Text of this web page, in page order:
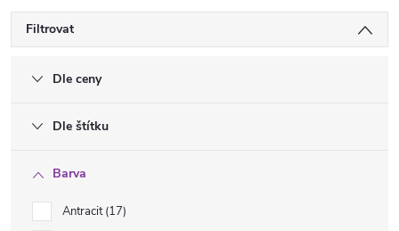
Filtrovat
Dle ceny
Dle štítku
Barva
Antracit 17